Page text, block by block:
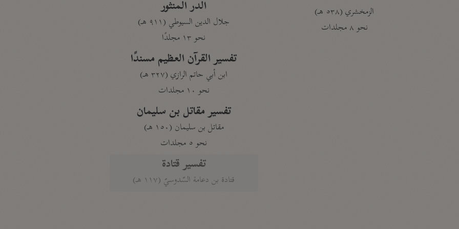
الزمخشري (٥٣٨ هـ)
نحو ٨ مجلدات
الدر المنثور
جلال الدين السيوطي (٩١١ هـ)
نحو ١٣ مجلدًا
تفسير القرآن العظيم مسندًا
ابن أبي حاتم الرازي (٣٢٧ هـ)
نحو ١٠ مجلدات
تفسير مقاتل بن سليمان
مقاتل بن سليمان (١٥٠ هـ)
نحو ٥ مجلدات
تفسير قتادة
قتادة بن دعامة السّدوسيّ (١١٧ هـ)